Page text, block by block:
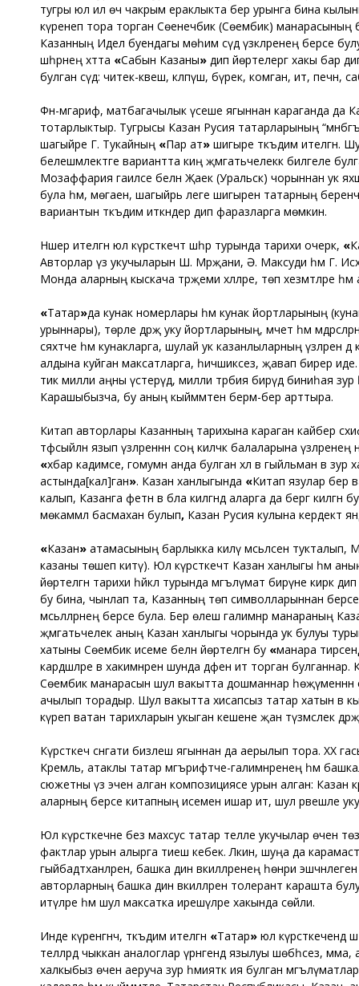
тугры юл илә өч чакрым ераклыкта бер урынга бина
күренеп тора торган Сөенечбикә (Сөембикә) манарасының
Казанның Идел буендагы мөһим сәүдә үзәкләренең берсе
шәһәрнең хәтта «Сабын Казаны» дип йөртелергә хакы бар
булган сәүдә: читек-кәвеш, кәләпүш, бүрек, комган, ит, печән,
Фән-мәгариф, матбагачылык үсеше ягыннан караганда да
тотарлыктыр. Тугрысы Казан Русия татарларының
шагыйре Г. Тукайның «Пар ат» шигыре тәкъдим ителгән.
белешмәлектәге вариантта киң җәмәгатьчелеккә билгеле
Мозаффария гаиләсе белән Җаек (Уральск) чорыннан ук
була һәм, мөгаен, шагыйрь әлеге шигырен татарның
вариантын тәкъдим иткәндер дип фаразларга мөмкин.
Нәшер ителгән юл күрсәткечтә шәһәр турында тарихи очерк, «
Авторлар үз укучыларын Ш. Мәрҗани, Ә. Максуди һәм Г.
Монда аларның кыскача тәрҗемәи хәлләре, төп хезмәтләре
«Татар»да кунак номерлары һәм кунак йортларының
урыннары), төрле дәрәҗә уку йортларының, мәчет һәм
сәяхәтче һәм кунакларга, шулай ук казанлыларның үзләренә
алдына куйган максатларга, һичшиксез, җавап бирер иде.
тик милли аңны үстерүдә, милли тәрбия бирүдә биниһая зур
Карашыбызча, бу аның кыйммәтен бермә-бер арттыра.
Китап авторлары Казанның тарихына караган кайбер
тәфсыйлән язып үзләреннән соң киләчәк балаларына
«әхбар кадимәсе, гомумән анда булган хәл вә гыйльман вә
астында[кал]ган». Казан ханлыгында «Китап язулар бер
калып, Казанга фетнә вә бәла килгәндә аларга да бергә килгән
мөкаммәл басмаханә булып, Казан Русия кулына кердектә
«Казан» атамасының барлыкка килү мәсьәләсенә
казаны төшеп китү). Юл күрсәткечтә Казан ханлыгы һәм
йөртелгән тарихи һәйкәл турында мәгълүмат бирүне
бу бина, чынлап та, Казанның төп символларыннан берсе
мәсьәләләрнең берсе була. Бер өлеш галимнәр манараның
җәмәгатьчелек аның Казан ханлыгы чорында ук булуы
хатыны Сөембикә исеме белән йөртелгән бу «манара
кардәшләре вә хакимнәрен шунда дәфен итә торган
Сөембикә манарасын шул вакытта дошманнар һөҗүменнән
ачылып торадыр. Шул вакытта хисапсыз татар хатын вә
күреп ватан тарихларын укыган кешене җан түзмәслек
Күрсәткеч сәнгати бизәлеш ягыннан да аерылып тора. ХХ
Кремль, атаклы татар мәгърифәтче-галимнәренең һәм
сюжетны үз эченә алган композициясе урын алган:
аларның берсе китапның исеменә ишарә итә, шул рәвешле
Юл күрсәткечне без махсус татар телле укучылар өчен
фактлар урын алырга тиеш кебек. Ләкин, шуңа да
гыйбадәтханәләренә, башка дин вәкилләренең һөнәри
авторларның башка дин вәкилләренә толерант карашта
итүләре һәм шул максатка ирешүләре хакында сөйли.
Инде күренгәнчә, тәкъдим ителгән «Татар» юл күрсәткечендә
телләрдә чыккан аналоглар үрнәгендә язылуы шөбһәсез,
халкыбыз өчен аеруча зур әһәмияткә ия булган